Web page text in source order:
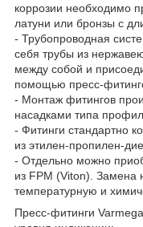
коррозии необходимо
латуни или бронзы с
- Трубопроводная
себя трубы из
между собой и
помощью пресс-
- Монтаж фитингов
насадками типа
- Фитинги стандартно
из этилен-пропилен-
- Отдельно можно
из FPM (Viton). Замена
температурную и
Пресс-фитинги